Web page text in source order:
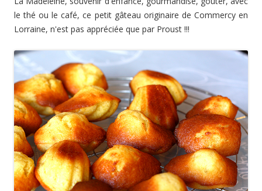
le thé ou le café, ce petit gâteau originaire de Commercy en
Lorraine, n'est pas appréciée que par Proust !!!